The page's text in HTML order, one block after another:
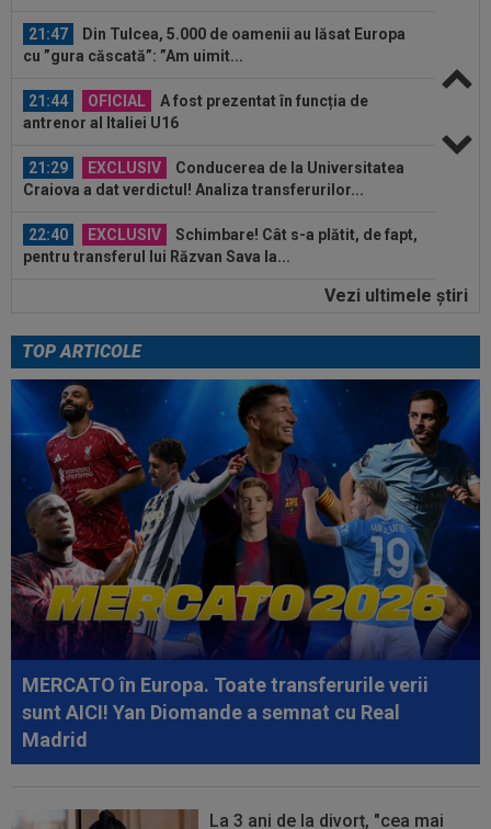
21:47
Din Tulcea, 5.000 de oamenii au lăsat Europa
cu ”gura căscată”: ”Am uimit...
21:44 OFICIAL
A fost prezentat în funcția de
antrenor al Italiei U16
21:29 EXCLUSIV
Conducerea de la Universitatea
Craiova a dat verdictul! Analiza transferurilor...
22:40 EXCLUSIV
Schimbare! Cât s-a plătit, de fapt,
pentru transferul lui Răzvan Sava la...
UTA - Rapid 0-0, ACUM,
22:19 OFICIAL
Surpriză! Kevin Ciubotaru a semnat:
”Nu am putut rata această oportunitate”
22:08 VIDEO
Ce coșmar: Alexi Pitu, scos pe targă
în UTA - Rapid, la 42 de zile de când a...
21:49
Ce gest! Luciano Spalletti și-a ”scos pălăria” în
fața lui Cristi Chivu: ”Încă...
Vezi ultimele ştiri
TOP ARTICOLE
MERCATO în Europa. Toate transferurile verii
sunt AICI! Yan Diomande a semnat cu Real
Madrid
La 3 ani de la divorț, "cea mai